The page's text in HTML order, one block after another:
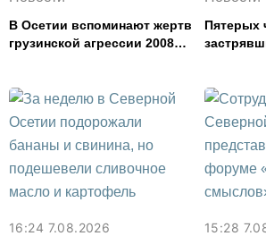
В Осетии вспоминают жертв
грузинской агрессии 2008
Пятерых
16:24 7.08.2026
15:28